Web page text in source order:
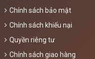
Chính sách bảo mật
Chính sách khiếu nại
Quyền riêng tư
Chính sách giao hàng